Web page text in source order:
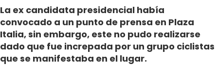
La ex candidata presidencial había
convocado a un punto de prensa en Plaza
Italia, sin embargo, este no pudo realizarse
dado que fue increpada por un grupo ciclistas
que se manifestaba en el lugar.